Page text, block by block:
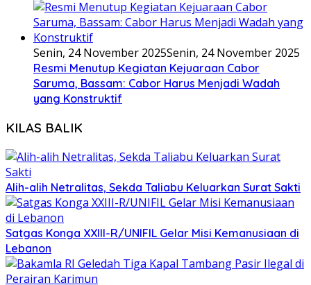
Senin, 24 November 2025Senin, 24 November 2025
Resmi Menutup Kegiatan Kejuaraan Cabor
Saruma, Bassam: Cabor Harus Menjadi Wadah
yang Konstruktif
KILAS BALIK
Alih-alih Netralitas, Sekda Taliabu Keluarkan Surat Sakti
Satgas Konga XXIII-R/UNIFIL Gelar Misi Kemanusiaan di
Lebanon